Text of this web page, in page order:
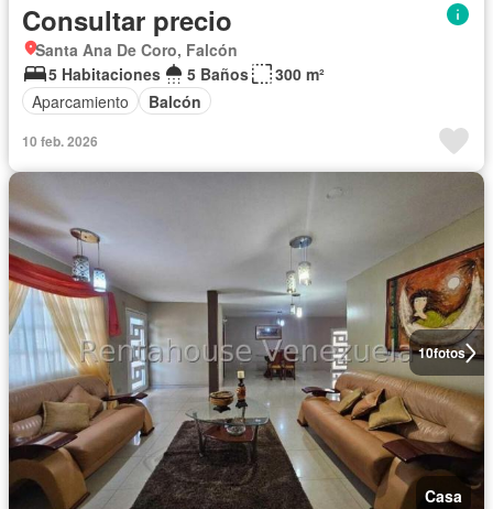
Consultar precio
Santa Ana De Coro, Falcón
5 Habitaciones
5 Baños
300 m²
Aparcamiento
Balcón
10 feb. 2026
10fotos
Casa